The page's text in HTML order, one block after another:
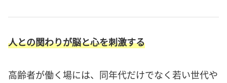
人との関わりが脳と心を刺激する
高齢者が働く場には、同年代だけでなく若い世代や